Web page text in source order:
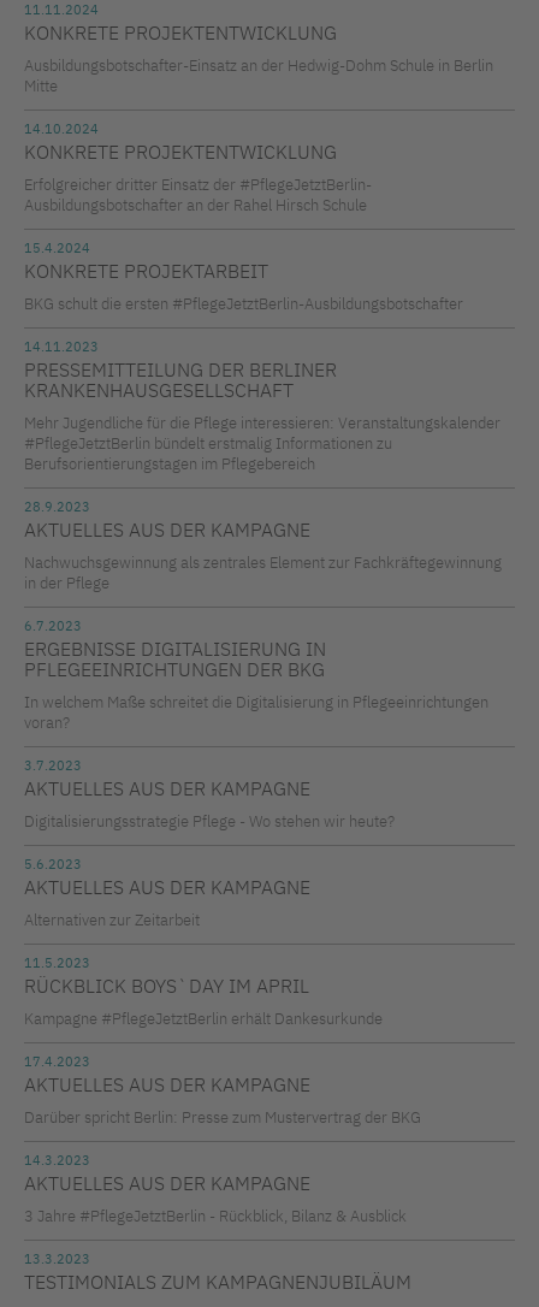
11.11.2024
KONKRETE PROJEKTENTWICKLUNG
Ausbildungsbotschafter-Einsatz an der Hedwig-Dohm Schule in Berlin
Mitte
14.10.2024
KONKRETE PROJEKTENTWICKLUNG
Erfolgreicher dritter Einsatz der #PflegeJetztBerlin-
Ausbildungsbotschafter an der Rahel Hirsch Schule
15.4.2024
KONKRETE PROJEKTARBEIT
BKG schult die ersten #PflegeJetztBerlin-Ausbildungsbotschafter
14.11.2023
PRESSEMITTEILUNG DER BERLINER
KRANKENHAUSGESELLSCHAFT
Mehr Jugendliche für die Pflege interessieren: Veranstaltungskalender
#PflegeJetztBerlin bündelt erstmalig Informationen zu
Berufsorientierungstagen im Pflegebereich
28.9.2023
AKTUELLES AUS DER KAMPAGNE
Nachwuchsgewinnung als zentrales Element zur Fachkräftegewinnung
in der Pflege
6.7.2023
ERGEBNISSE DIGITALISIERUNG IN
PFLEGEEINRICHTUNGEN DER BKG
In welchem Maße schreitet die Digitalisierung in Pflegeeinrichtungen
voran?
3.7.2023
AKTUELLES AUS DER KAMPAGNE
Digitalisierungsstrategie Pflege - Wo stehen wir heute?
5.6.2023
AKTUELLES AUS DER KAMPAGNE
Alternativen zur Zeitarbeit
11.5.2023
RÜCKBLICK BOYS`DAY IM APRIL
Kampagne #PflegeJetztBerlin erhält Dankesurkunde
17.4.2023
AKTUELLES AUS DER KAMPAGNE
Darüber spricht Berlin: Presse zum Mustervertrag der BKG
14.3.2023
AKTUELLES AUS DER KAMPAGNE
3 Jahre #PflegeJetztBerlin - Rückblick, Bilanz & Ausblick
13.3.2023
TESTIMONIALS ZUM KAMPAGNENJUBILÄUM